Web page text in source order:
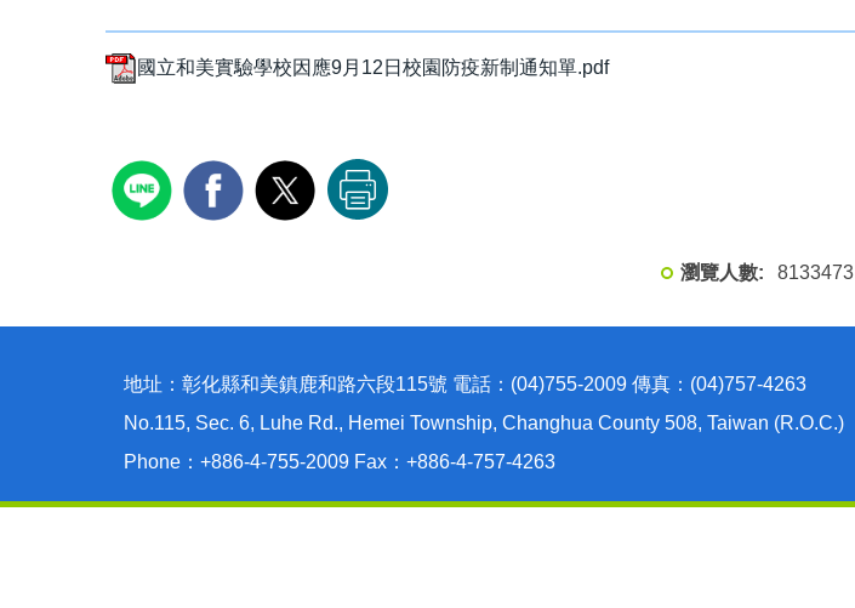
國立和美實驗學校因應9月12日校園防疫新制通知單.pdf
8133473
地址：彰化縣和美鎮鹿和路六段115號 電話：(04)755-2009 傳真：(04)757-4263
No.115, Sec. 6, Luhe Rd., Hemei Township, Changhua County 508, Taiwan (R.O.C.)
Phone：+886-4-755-2009 Fax：+886-4-757-4263